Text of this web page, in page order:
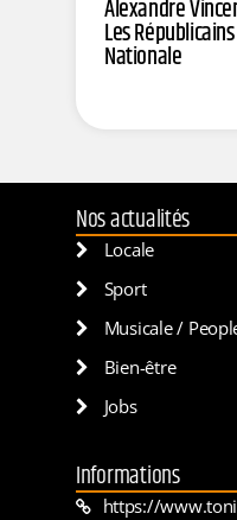
Alexandre
Les
Nationale
Nos actualités
Locale
Sport
Musicale /
Bien-être
Jobs
Informations
https://